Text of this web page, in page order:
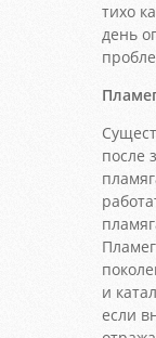
тихо
день
после
и
если